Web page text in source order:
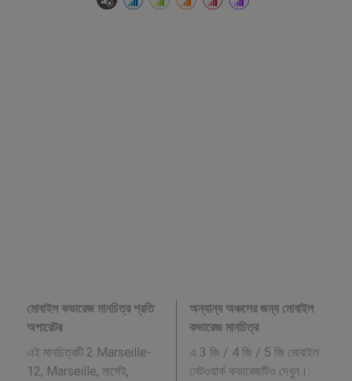
মোবাইল কভারেজ মানচিত্র প্রতি
অপারেটর
এই মানচিত্রটি 2 Marseille-
12, Marseille, মার্সেই,
অন্যান্য অঞ্চলের জন্য মোবাইল
কভারেজ মানচিত্র
এ 3 জি / 4 জি / 5 জি মোবাইল
নেটওয়ার্ক কভারেজটিও দেখুন।: